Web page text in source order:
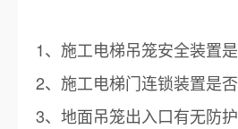
1、施工电梯吊笼安全装置是
2、施工电梯门连锁装置是否
3、地面吊笼出入口有无防护